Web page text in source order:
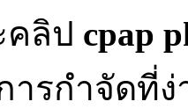
คลิป cpap
ารกำจัดที่ง่